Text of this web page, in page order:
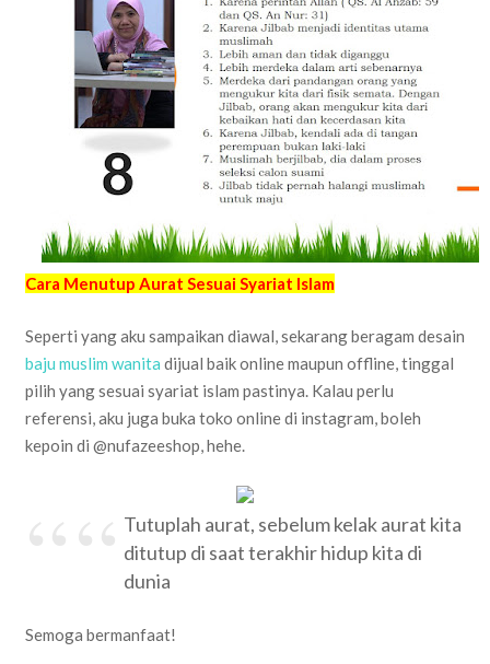
Cara Menutup Aurat Sesuai Syariat Islam
Seperti yang aku sampaikan diawal, sekarang beragam desain
baju muslim wanita dijual baik online maupun offline, tinggal
pilih yang sesuai syariat islam pastinya. Kalau perlu
referensi, aku juga buka toko online di instagram, boleh
kepoin di @nufazeeshop, hehe.
Tutuplah aurat, sebelum kelak aurat kita
ditutup di saat terakhir hidup kita di
dunia
Semoga bermanfaat!